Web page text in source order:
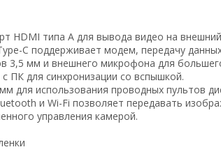
HDMI типа A для вывода видео на
C поддерживает модем, передачу
3,5 мм и внешнего микрофона для
ПК для синхронизации со вспышкой.
для использования проводных пультов
и Wi-Fi позволяет передавать
управления камерой.